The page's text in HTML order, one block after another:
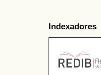
Indexadores